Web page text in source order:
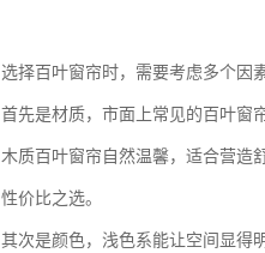
选择百叶窗帘时，需要考虑多个因素
首先是材质，市面上常见的百叶窗
木质百叶窗帘自然温馨，适合营造
性价比之选。
其次是颜色，浅色系能让空间显得